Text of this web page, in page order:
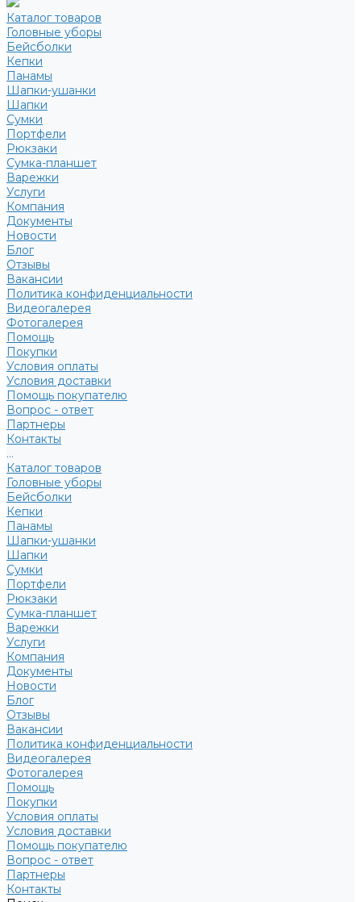
Каталог товаров
Головные уборы
Бейсболки
Кепки
Панамы
Шапки-ушанки
Шапки
Сумки
Портфели
Рюкзаки
Сумка-планшет
Варежки
Услуги
Компания
Документы
Новости
Блог
Отзывы
Вакансии
Политика конфиденциальности
Видеогалерея
Фотогалерея
Помощь
Покупки
Условия оплаты
Условия доставки
Помощь покупателю
Вопрос - ответ
Партнеры
Контакты
...
Каталог товаров
Головные уборы
Бейсболки
Кепки
Панамы
Шапки-ушанки
Шапки
Сумки
Портфели
Рюкзаки
Сумка-планшет
Варежки
Услуги
Компания
Документы
Новости
Блог
Отзывы
Вакансии
Политика конфиденциальности
Видеогалерея
Фотогалерея
Помощь
Покупки
Условия оплаты
Условия доставки
Помощь покупателю
Вопрос - ответ
Партнеры
Контакты